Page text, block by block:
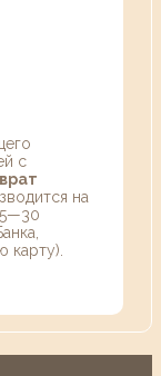
с
на
5—30
карту).